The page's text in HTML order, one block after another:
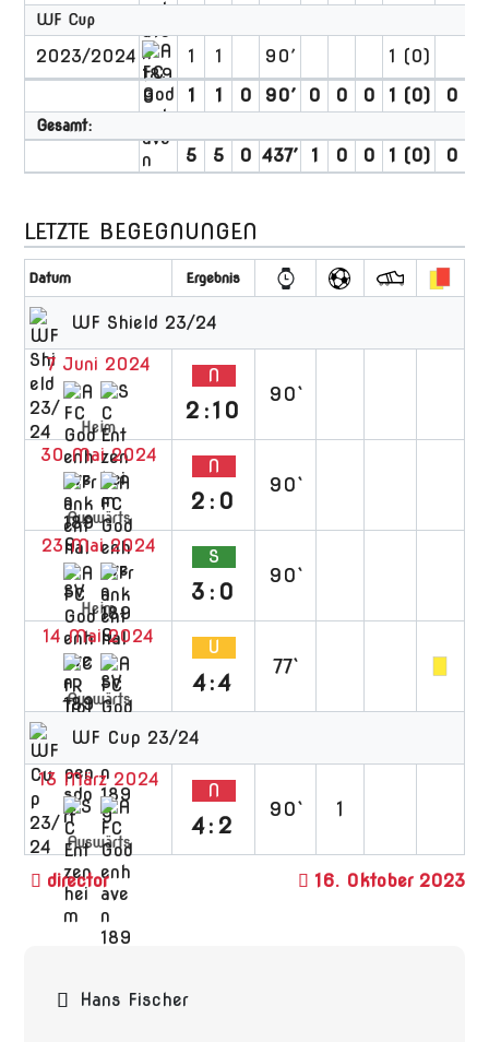
WF Cup
2023/2024 1 1 90′
1 (0)
1
1 0 90′ 0 0 0 1 (0) 0
Gesamt:
5 5 0 437′ 1 0 0 1 (0) 0
LETZTE BEGEGNUNGEN
Datum Ergebnis
WF Shield 23/24
7 Juni 2024
Heim
N
2:10
90`
30 Mai 2024
Auswärts
N
2:0
90`
23 Mai 2024
Heim
S
3:0
90`
14 Mai 2024
Auswärts
U
4:4
77`
WF Cup 23/24
13 März 2024
Auswärts
N
4:2
90` 1
16. Oktober 2023
Beitragsnavigation
Hans Fischer